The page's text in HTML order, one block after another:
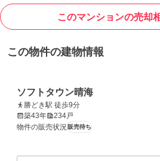
このマンションの売却
この物件の建物情報
ソフトタウン晴海
勝どき駅 徒歩9分
築43年
234戸
物件の販売状況 販売待ち